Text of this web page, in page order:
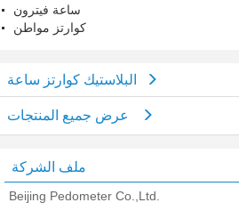
ساعة فيترون
كوارتز مواطن
البلاستيك كوارتز ساعة
ملف الشركة
Beijing Pedometer Co.,Ltd.